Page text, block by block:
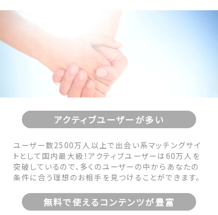
アクティブユーザーが多い
ユーザー数2500万人以上で出会い系マッチングサイ
トとして国内最大級！アクティブユーザーは60万人を
突破しているので、多くのユーザーの中からあなたの
条件に合う理想のお相手を見つけることができます。
無料で使えるコンテンツが豊富